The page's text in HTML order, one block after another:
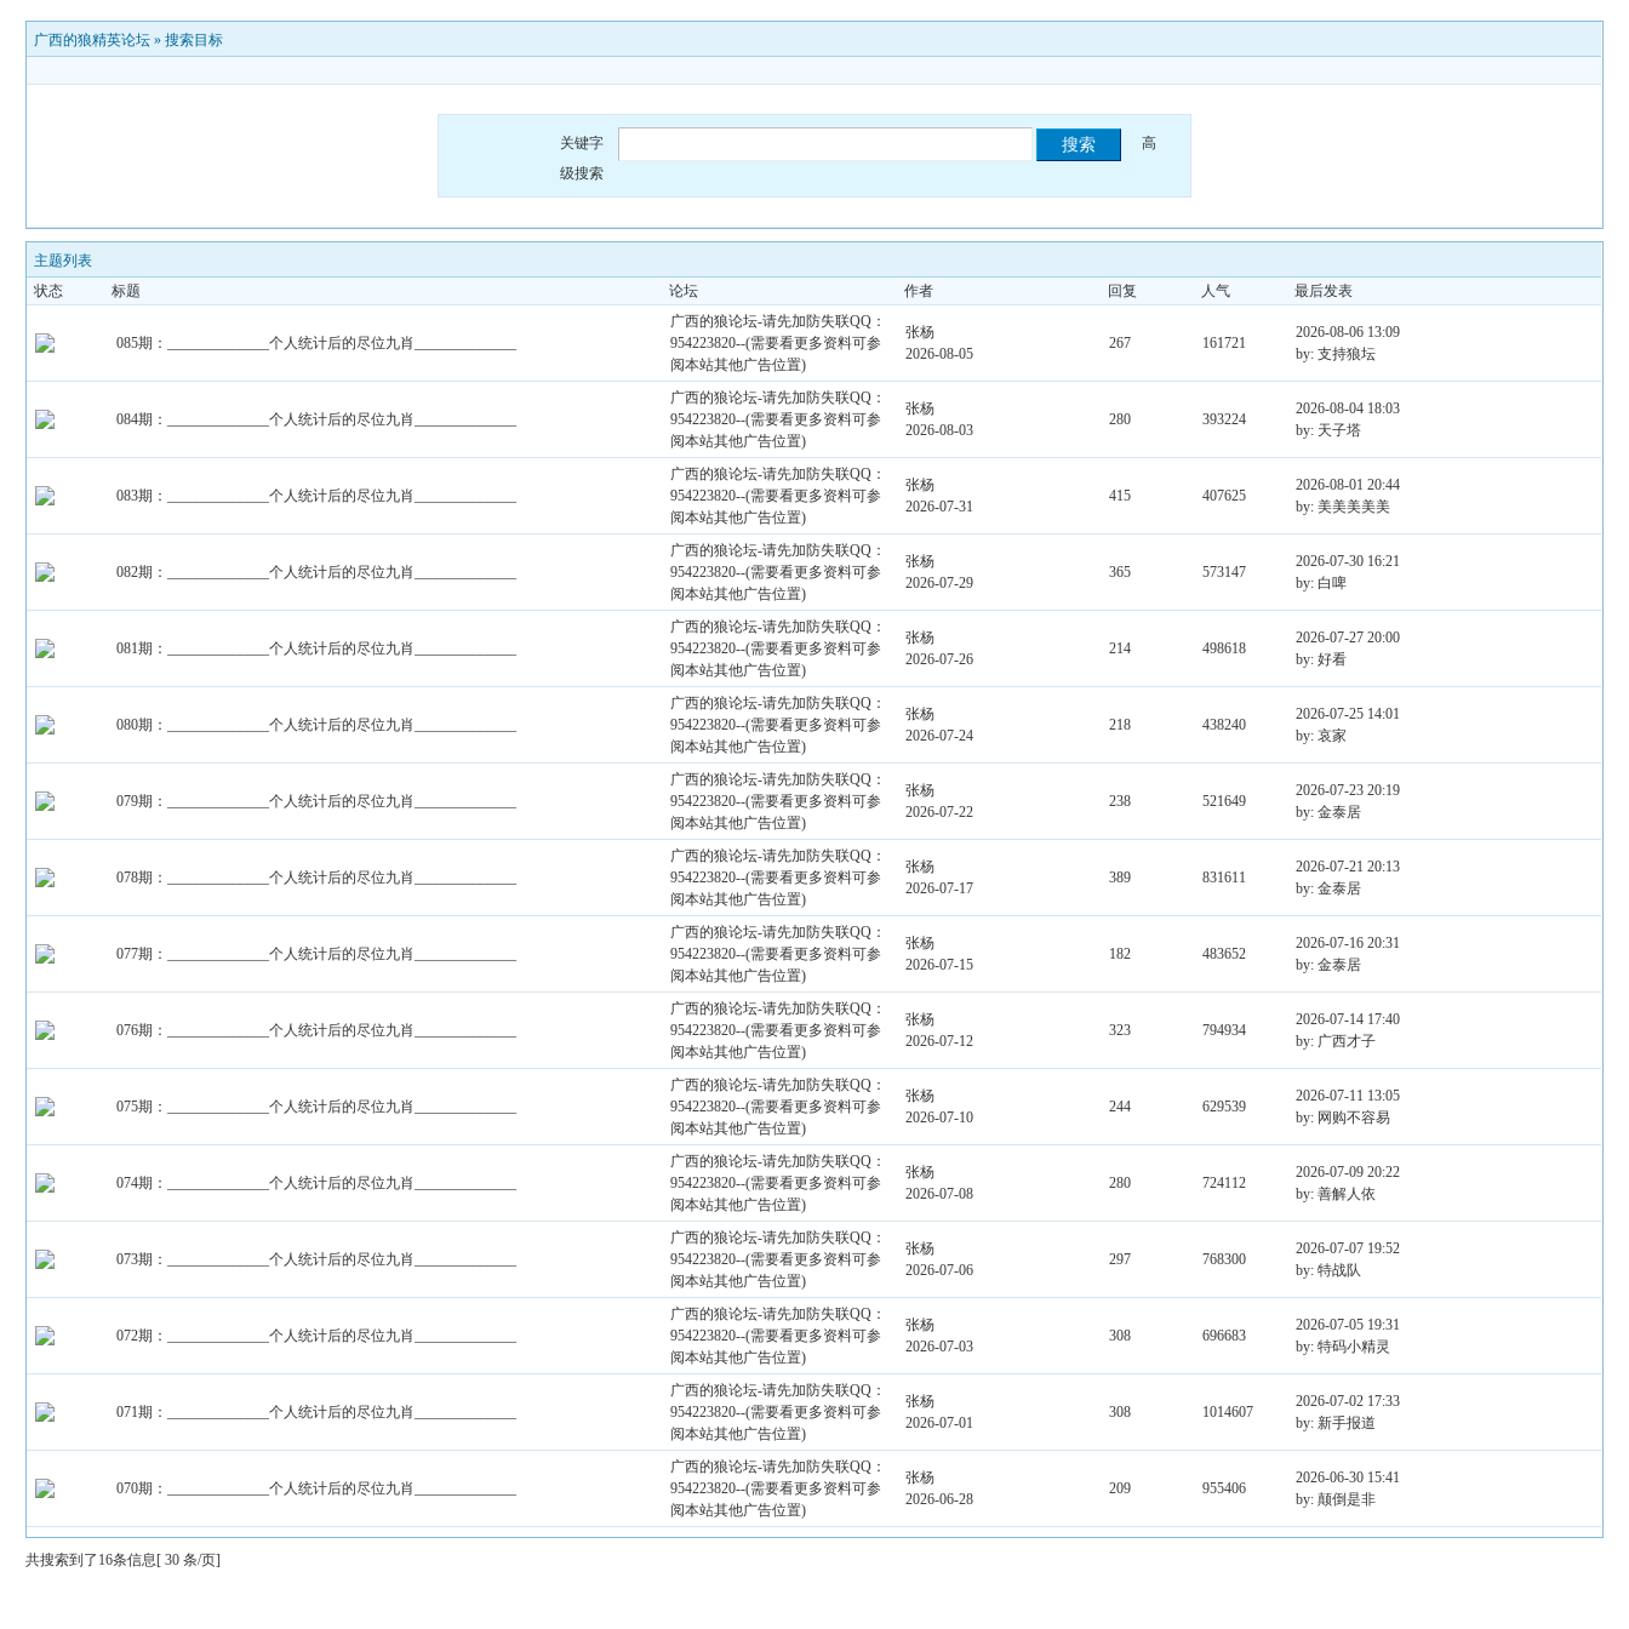
广西的狼精英论坛 »搜索目标
关键字
高
级搜索
主题列表
状态
标题 论坛 作者 回复 人气 最后发表
085期：______________个人统计后的尽位九肖______________
广西的狼论坛-请先加防失联QQ：
954223820--(需要看更多资料可参
阅本站其他广告位置)
张杨
2026-08-05
267 161721
2026-08-06 13:09
by: 支持狼坛
084期：______________个人统计后的尽位九肖______________
广西的狼论坛-请先加防失联QQ：
954223820--(需要看更多资料可参
阅本站其他广告位置)
张杨
2026-08-03
280 393224
2026-08-04 18:03
by: 天子塔
083期：______________个人统计后的尽位九肖______________
广西的狼论坛-请先加防失联QQ：
954223820--(需要看更多资料可参
阅本站其他广告位置)
张杨
2026-07-31
415 407625
2026-08-01 20:44
by: 美美美美美
082期：______________个人统计后的尽位九肖______________
广西的狼论坛-请先加防失联QQ：
954223820--(需要看更多资料可参
阅本站其他广告位置)
张杨
2026-07-29
365 573147
2026-07-30 16:21
by: 白啤
081期：______________个人统计后的尽位九肖______________
广西的狼论坛-请先加防失联QQ：
954223820--(需要看更多资料可参
阅本站其他广告位置)
张杨
2026-07-26
214 498618
2026-07-27 20:00
by: 好看
080期：______________个人统计后的尽位九肖______________
广西的狼论坛-请先加防失联QQ：
954223820--(需要看更多资料可参
阅本站其他广告位置)
张杨
2026-07-24
218 438240
2026-07-25 14:01
by: 哀家
079期：______________个人统计后的尽位九肖______________
广西的狼论坛-请先加防失联QQ：
954223820--(需要看更多资料可参
阅本站其他广告位置)
张杨
2026-07-22
238 521649
2026-07-23 20:19
by: 金泰居
078期：______________个人统计后的尽位九肖______________
广西的狼论坛-请先加防失联QQ：
954223820--(需要看更多资料可参
阅本站其他广告位置)
张杨
2026-07-17
389 831611
2026-07-21 20:13
by: 金泰居
077期：______________个人统计后的尽位九肖______________
广西的狼论坛-请先加防失联QQ：
954223820--(需要看更多资料可参
阅本站其他广告位置)
张杨
2026-07-15
182 483652
2026-07-16 20:31
by: 金泰居
076期：______________个人统计后的尽位九肖______________
广西的狼论坛-请先加防失联QQ：
954223820--(需要看更多资料可参
阅本站其他广告位置)
张杨
2026-07-12
323 794934
2026-07-14 17:40
by: 广西才子
075期：______________个人统计后的尽位九肖______________
广西的狼论坛-请先加防失联QQ：
954223820--(需要看更多资料可参
阅本站其他广告位置)
张杨
2026-07-10
244 629539
2026-07-11 13:05
by: 网购不容易
074期：______________个人统计后的尽位九肖______________
广西的狼论坛-请先加防失联QQ：
954223820--(需要看更多资料可参
阅本站其他广告位置)
张杨
2026-07-08
280 724112
2026-07-09 20:22
by: 善解人依
073期：______________个人统计后的尽位九肖______________
广西的狼论坛-请先加防失联QQ：
954223820--(需要看更多资料可参
阅本站其他广告位置)
张杨
2026-07-06
297 768300
2026-07-07 19:52
by: 特战队
072期：______________个人统计后的尽位九肖______________
广西的狼论坛-请先加防失联QQ：
954223820--(需要看更多资料可参
阅本站其他广告位置)
张杨
2026-07-03
308 696683
2026-07-05 19:31
by: 特码小精灵
071期：______________个人统计后的尽位九肖______________
广西的狼论坛-请先加防失联QQ：
954223820--(需要看更多资料可参
阅本站其他广告位置)
张杨
2026-07-01
308 1014607
2026-07-02 17:33
by: 新手报道
070期：______________个人统计后的尽位九肖______________
广西的狼论坛-请先加防失联QQ：
954223820--(需要看更多资料可参
阅本站其他广告位置)
张杨
2026-06-28
209 955406
2026-06-30 15:41
by: 颠倒是非
共搜索到了16条信息[ 30 条/页]